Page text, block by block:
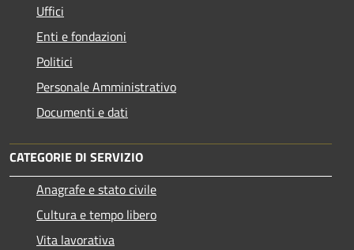
Uffici
Enti e fondazioni
Politici
Personale Amministrativo
Documenti e dati
CATEGORIE DI SERVIZIO
Anagrafe e stato civile
Cultura e tempo libero
Vita lavorativa